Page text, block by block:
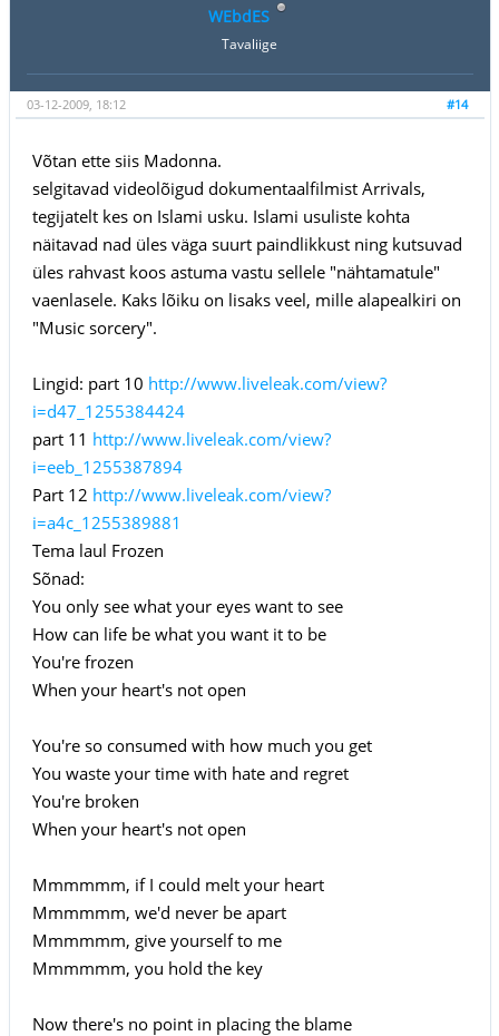
WEbdES
Tavaliige
#14
03-12-2009, 18:12
Võtan ette siis Madonna.
selgitavad videolõigud dokumentaalfilmist Arrivals,
tegijatelt kes on Islami usku. Islami usuliste kohta
näitavad nad üles väga suurt paindlikkust ning kutsuvad
üles rahvast koos astuma vastu sellele "nähtamatule"
vaenlasele. Kaks lõiku on lisaks veel, mille alapealkiri on
"Music sorcery".
Lingid: part 10 http://www.liveleak.com/view?
i=d47_1255384424
part 11 http://www.liveleak.com/view?
i=eeb_1255387894
Part 12 http://www.liveleak.com/view?
i=a4c_1255389881
Tema laul Frozen
Sõnad:
You only see what your eyes want to see
How can life be what you want it to be
You're frozen
When your heart's not open
You're so consumed with how much you get
You waste your time with hate and regret
You're broken
When your heart's not open
Mmmmmm, if I could melt your heart
Mmmmmm, we'd never be apart
Mmmmmm, give yourself to me
Mmmmmm, you hold the key
Now there's no point in placing the blame